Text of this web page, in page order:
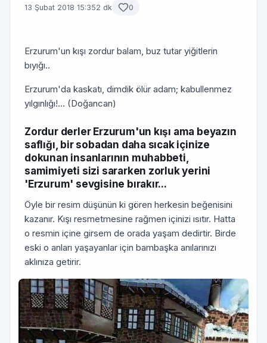
13 Şubat 2018 15:352 dk 0
Erzurum'un kışı zordur balam, buz tutar yiğitlerin
bıyığı..
Erzurum'da kaskatı, dimdik ölür adam; kabullenmez
yılgınlığı!... (Doğancan)
Zordur derler Erzurum'un kışı ama beyazın
saflığı, bir sobadan daha sıcak içinize
dokunan insanlarının muhabbeti,
samimiyeti sizi sararken zorluk yerini
'Erzurum' sevgisine bırakır...
Öyle bir resim düşünün ki gören herkesin beğenisini
kazanır. Kışı resmetmesine rağmen içinizi ısıtır. Hatta
o resmin içine girsem de orada yaşam dedirtir. Birde
eski o anları yaşayanlar için bambaşka anılarınızı
aklınıza getirir.